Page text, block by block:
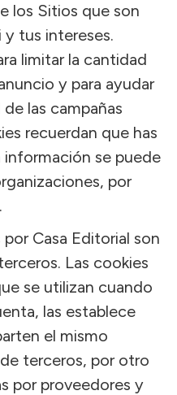
los Sitios que son
y tus intereses.
limitar la cantidad
y para ayudar
las campañas
recuerdan que has
se puede
por
Casa Editorial son
Las cookies
se utilizan cuando
las establece
el mismo
terceros, por otro
por proveedores y